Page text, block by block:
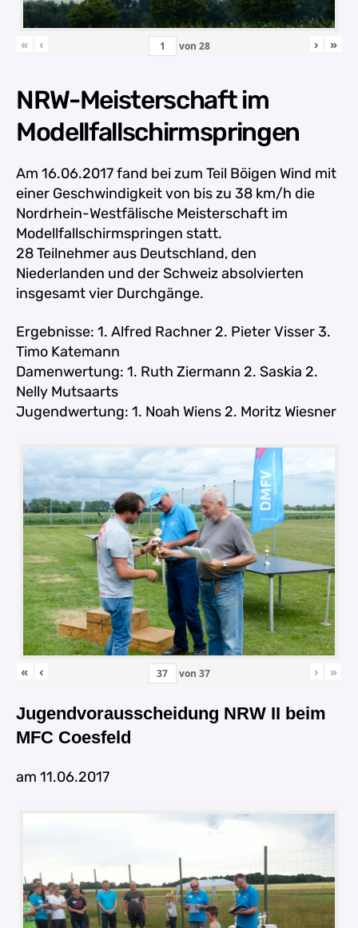
« ‹ von 28 › »
NRW-Meisterschaft im
Modellfallschirmspringen
Am 16.06.2017 fand bei zum Teil Böigen Wind mit
einer Geschwindigkeit von bis zu 38 km/h die
Nordrhein-Westfälische Meisterschaft im
Modellfallschirmspringen statt.
28 Teilnehmer aus Deutschland, den
Niederlanden und der Schweiz absolvierten
insgesamt vier Durchgänge.
Ergebnisse: 1. Alfred Rachner 2. Pieter Visser 3.
Timo Katemann
Damenwertung: 1. Ruth Ziermann 2. Saskia 2.
Nelly Mutsaarts
Jugendwertung: 1. Noah Wiens 2. Moritz Wiesner
« ‹ von 37 › »
Jugendvorausscheidung NRW II beim
MFC Coesfeld
am 11.06.2017